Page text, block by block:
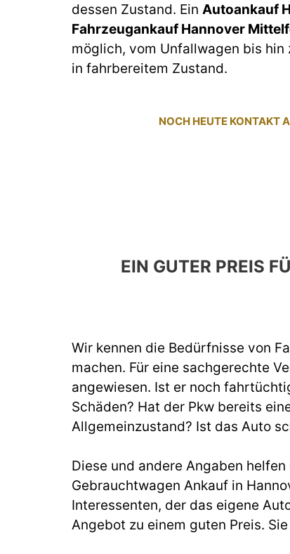
dessen Zustand. Ein Autoankauf
Fahrzeugankauf Hannover
möglich, vom Unfallwagen bis hin
in fahrbereitem Zustand.
NOCH HEUTE KONTAKT
EIN GUTER PREIS
Wir kennen die Bedürfnisse von
machen. Für eine sachgerechte
angewiesen. Ist er noch
Schäden? Hat der Pkw bereits
Allgemeinzustand? Ist das Auto
Diese und andere Angaben
Gebrauchtwagen Ankauf in
Interessenten, der das eigene
Angebot zu einem guten Preis.